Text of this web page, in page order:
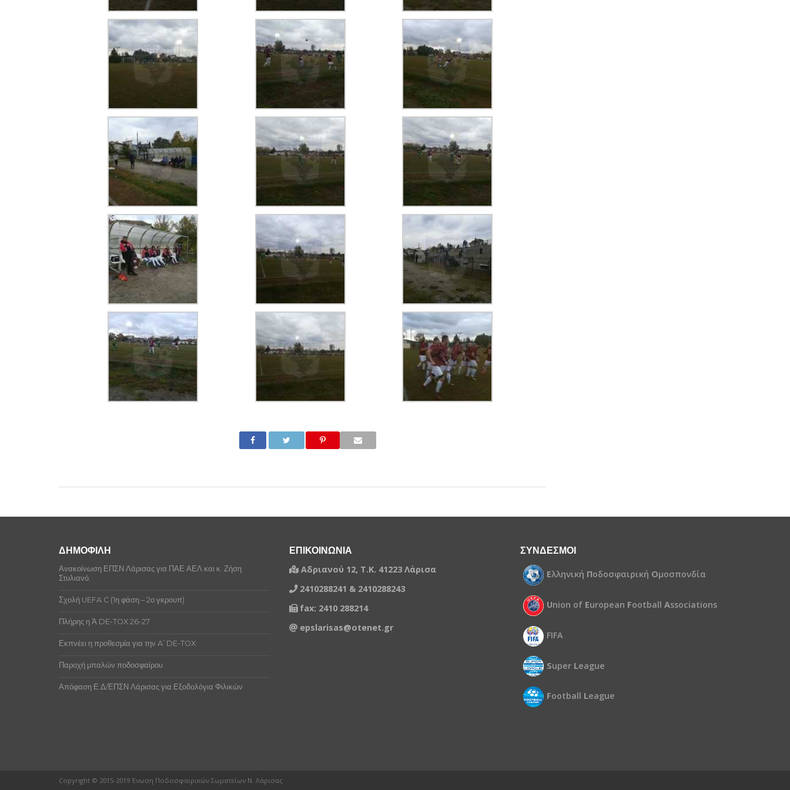
ΔΗΜΟΦΙΛΗ
Ανακοίνωση ΕΠΣΝ Λάρισας για ΠΑΕ ΑΕΛ και κ. Ζήση
Στυλιανό.
Σχολή UEFA C (1η φάση – 2ο γκρουπ)
Πλήρης η Ά DE-TOX 26-27
Εκπνέει η προθεσμία για την A’ DE-TOX
Παροχή μπαλών ποδοσφαίρου
Απόφαση Ε.Δ/ΕΠΣΝ Λάρισας για Εξοδολόγια Φιλικών
ΕΠΙΚΟΙΝΩΝΙΑ
Αδριανού 12, Τ.Κ. 41223 Λάρισα
2410288241 & 2410288243
fax: 2410 288214
epslarisas@otenet.gr
ΣΥΝΔΕΣΜΟΙ
Ελληνική Ποδοσφαιρική Ομοσπονδία
Union of European Football Associations
FIFA
Super League
Football League
Copyright © 2015-2019 Ένωση Ποδοσφαιρικών Σωματείων Ν. Λάρισας